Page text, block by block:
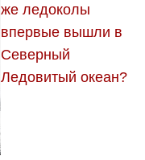
же ледоколы
впервые вышли в
Северный
Ледовитый океан?